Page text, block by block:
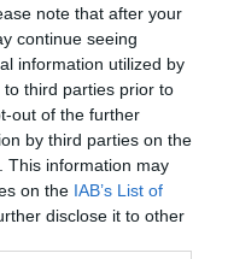
note that after your
continue seeing
information utilized by
third parties prior to
out of the further
by third parties on the
This information may
on the IAB’s List of
disclose it to other